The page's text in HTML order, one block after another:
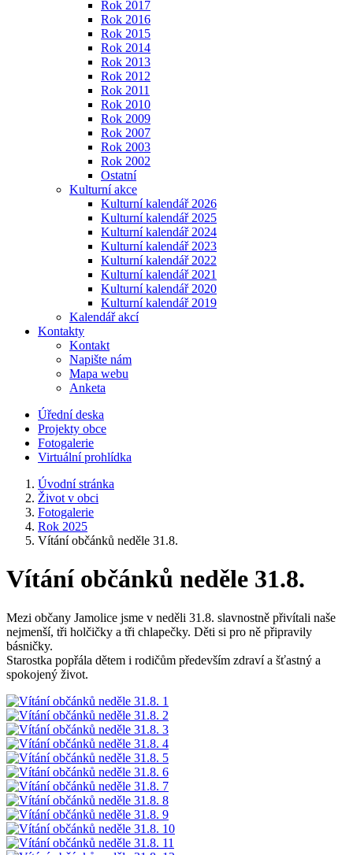
Rok 2017
Rok 2016
Rok 2015
Rok 2014
Rok 2013
Rok 2012
Rok 2011
Rok 2010
Rok 2009
Rok 2007
Rok 2003
Rok 2002
Ostatní
Kulturní akce
Kulturní kalendář 2026
Kulturní kalendář 2025
Kulturní kalendář 2024
Kulturní kalendář 2023
Kulturní kalendář 2022
Kulturní kalendář 2021
Kulturní kalendář 2020
Kulturní kalendář 2019
Kalendář akcí
Kontakty
Kontakt
Napište nám
Mapa webu
Anketa
Úřední deska
Projekty obce
Fotogalerie
Virtuální prohlídka
Úvodní stránka
Život v obci
Fotogalerie
Rok 2025
Vítání občánků neděle 31.8.
Vítání občánků neděle 31.8.
Mezi občany Jamolice jsme v neděli 31.8. slavnostně přivítali naše
nejmenší, tři holčičky a tři chlapečky. Děti si pro ně připravily
básničky.
Starostka popřála dětem i rodičům především zdraví a šťastný a
spokojený život.